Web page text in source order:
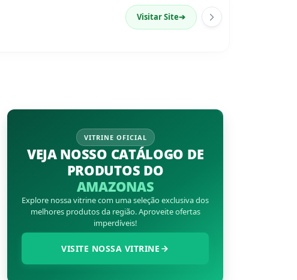
Visitar Site➔
VITRINE OFICIAL
VEJA NOSSO CATÁLOGO DE
PRODUTOS DO
AMAZONAS
Explore nossa vitrine com uma seleção exclusiva dos
melhores produtos da região. Aproveite ofertas
imperdíveis!
VISITE NOSSA VITRINE